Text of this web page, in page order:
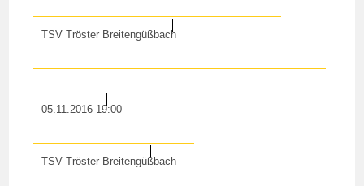
TSV Tröster Breitengüßbach
05.11.2016 19:00
TSV Tröster Breitengüßbach